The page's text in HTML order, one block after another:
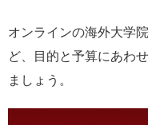
オンラインの海外大学
ど、目的と予算にあわ
ましょう。